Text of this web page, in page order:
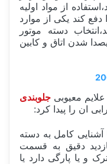
از مواد اولیه
کند یکی از موارد
دسته موتور
شدن اتاق و کابین
معیوبی جلوبندی
ان را پیدا کرد:
کامل به دسته
دقیق به قسمت
و یا پارگی دارد یا